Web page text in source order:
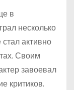
в
несколько
активно
Своим
завоевал
критиков.